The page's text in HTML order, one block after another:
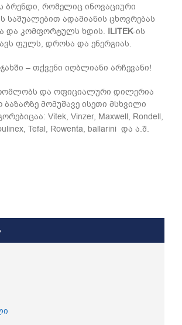
ბრენდი, რომელიც ინოვაციური
საშუალებით ადამიანის ცხოვრებას
და კომფორტულს ხდის. ILITEK-ის
ფულს, დროსა და ენერგიას.
– თქვენი იღბლიანი არჩევანი!
და ოფიციალური დილერია
მომუშავე ისეთი მსხვილი
Vitek, Vinzer, Maxwell, Rondell,
Tefal, Rowenta, ballarini და ა.შ.